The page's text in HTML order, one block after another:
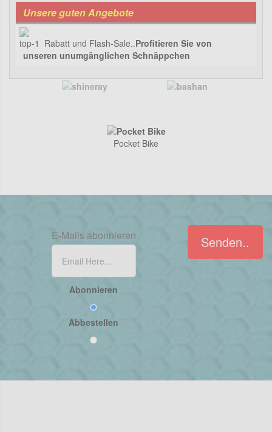
Unsere guten Angebote
Rabatt und Flash-Sale..Profitieren Sie von
unseren unumgänglichen Schnäppchen
Pocket Bike
E-Mails abonnieren
Abonnieren
Abbestellen
Senden..